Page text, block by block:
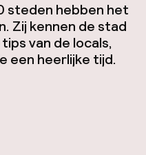
steden hebben het
Zij kennen de stad
van de locals,
een heerlijke tijd.